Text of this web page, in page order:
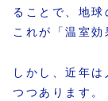
ることで、地球
これが「温室効
しかし、近年
つつあります。